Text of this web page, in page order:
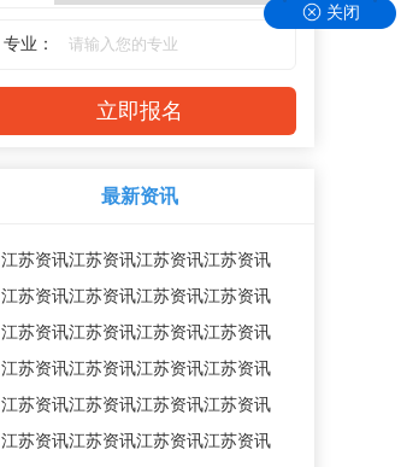
专业：
最新资讯
江苏资讯江苏资讯江苏资讯江苏资讯
江苏资讯江苏资讯江苏资讯江苏资讯
江苏资讯江苏资讯江苏资讯江苏资讯
江苏资讯江苏资讯江苏资讯江苏资讯
江苏资讯江苏资讯江苏资讯江苏资讯
江苏资讯江苏资讯江苏资讯江苏资讯
关闭